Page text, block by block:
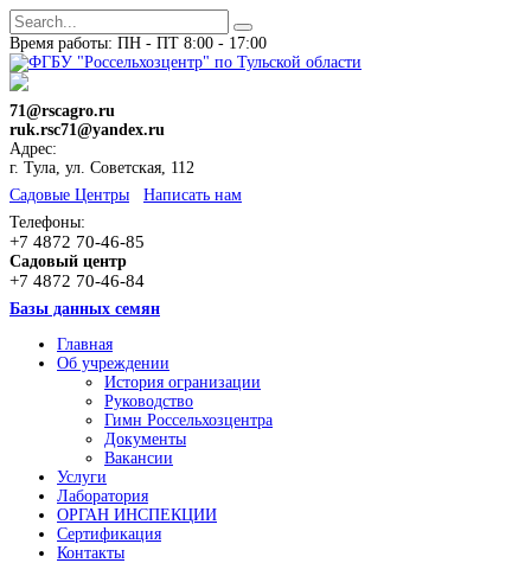
Время работы: ПН - ПТ 8:00 - 17:00
71@rscagro.ru
ruk.rsc71@yandex.ru
Адрес:
г. Тула, ул. Советская, 112
Cадовые Центры
Написать нам
Телефоны:
+7 4872 70-46-85
Садовый центр
+7 4872 70-46-84
Базы данных семян
Главная
Об учреждении
История огранизации
Руководство
Гимн Россельхозцентра
Документы
Вакансии
Услуги
Лаборатория
ОРГАН ИНСПЕКЦИИ
Сертификация
Контакты